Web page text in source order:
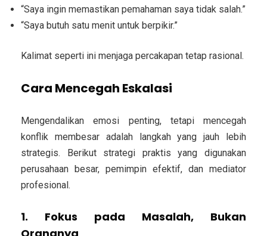
“Saya ingin memastikan pemahaman saya tidak salah.”
“Saya butuh satu menit untuk berpikir.”
Kalimat seperti ini menjaga percakapan tetap rasional.
Cara Mencegah Eskalasi
Mengendalikan emosi penting, tetapi mencegah
konflik membesar adalah langkah yang jauh lebih
strategis. Berikut strategi praktis yang digunakan
perusahaan besar, pemimpin efektif, dan mediator
profesional.
1. Fokus pada Masalah, Bukan